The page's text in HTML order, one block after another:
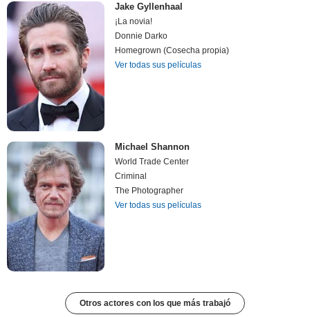
Jake Gyllenhaal
¡La novia!
Donnie Darko
Homegrown (Cosecha propia)
Ver todas sus películas
Michael Shannon
World Trade Center
Criminal
The Photographer
Ver todas sus películas
Otros actores con los que más trabajó